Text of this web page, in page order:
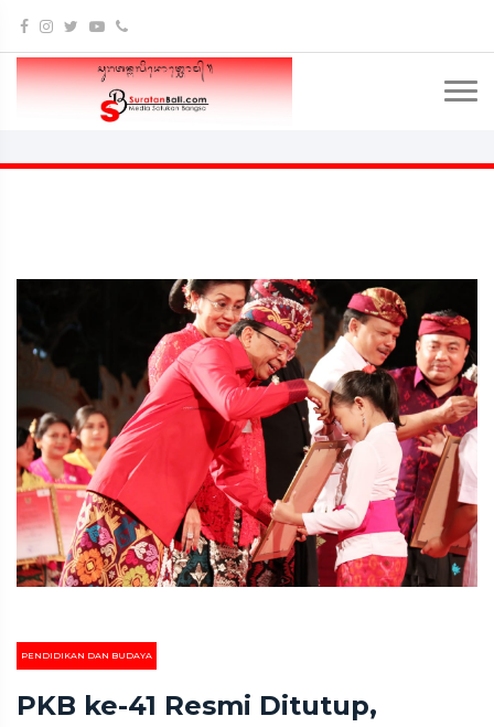
PENDIDIKAN DAN BUDAYA
PKB ke-41 Resmi Ditutup,